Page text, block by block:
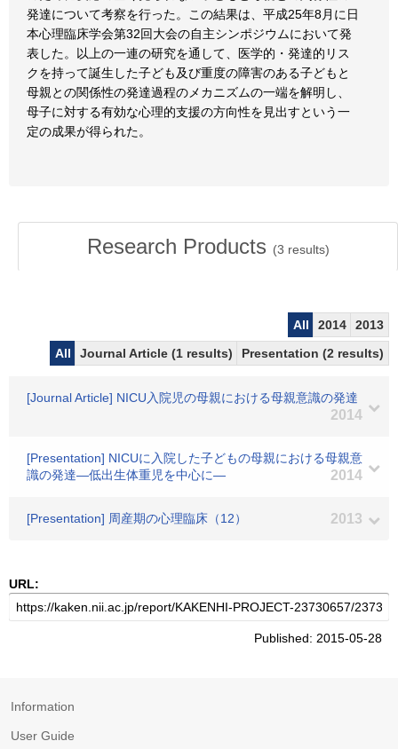
発達について考察を行った。この結果は、平成25年8月に日
本心理臨床学会第32回大会の自主シンポジウムにおいて発
表した。以上の一連の研究を通して、医学的・発達的リス
クを持って誕生した子ども及び重度の障害のある子どもと
母親との関係性の発達過程のメカニズムの一端を解明し、
母子に対する有効な心理的支援の方向性を見出すという一
定の成果が得られた。
Research Products (3 results)
All 2014
2013
All
Journal Article (1 results) Presentation (2 results)
[Journal Article] NICU入院児の母親における母親意識の発達
2014
[Presentation] NICUに入院した子どもの母親における母親意
識の発達―低出生体重児を中心に―
2014
[Presentation] 周産期の心理臨床（12） 2013
URL:
Published: 2015-05-28
Information
User Guide